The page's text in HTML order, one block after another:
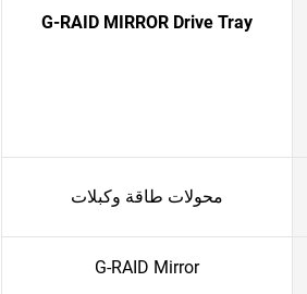
G-RAID MIRROR Drive Tray
محولات طاقة وكبلات
G-RAID Mirror